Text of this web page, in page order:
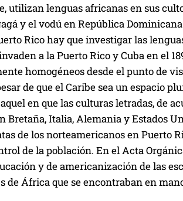
utilizan lenguas africanas en sus
y el vodú en República
Rico hay que investigar las
a la Puerto Rico y Cuba en el
homogéneos desde el punto de
de que el Caribe sea un espacio
en que las culturas letradas, de
Bretaña, Italia, Alemania y Estados
de los norteamericanos en Puerto
de la población. En el Acta
y de americanización de las
de África que se encontraban en